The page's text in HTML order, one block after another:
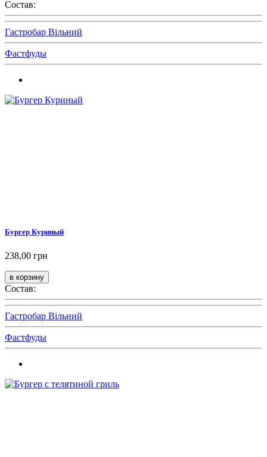
Состав:
Гастробар Вільний
Фастфуды
Бургер Куриный
238,00 грн
Состав:
Гастробар Вільний
Фастфуды